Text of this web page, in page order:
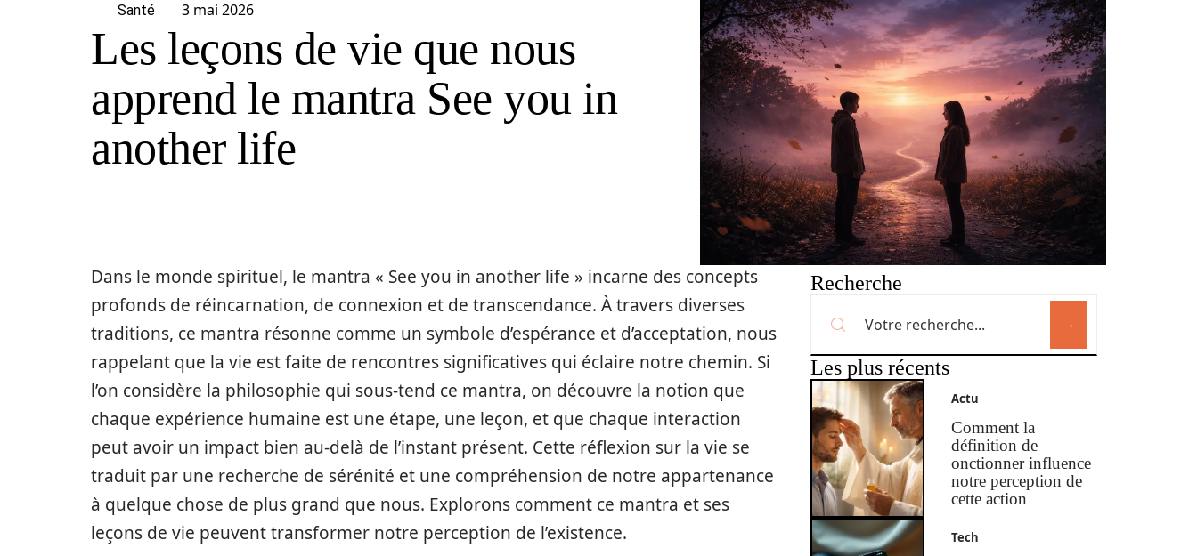
Santé 3 mai 2026
Les leçons de vie que nous
apprend le mantra See you in
another life
Dans le monde spirituel, le mantra « See you in another life » incarne des concepts
profonds de réincarnation, de connexion et de transcendance. À travers diverses
traditions, ce mantra résonne comme un symbole d’espérance et d’acceptation, nous
rappelant que la vie est faite de rencontres significatives qui éclaire notre chemin. Si
l’on considère la philosophie qui sous-tend ce mantra, on découvre la notion que
chaque expérience humaine est une étape, une leçon, et que chaque interaction
peut avoir un impact bien au-delà de l’instant présent. Cette réflexion sur la vie se
traduit par une recherche de sérénité et une compréhension de notre appartenance
à quelque chose de plus grand que nous. Explorons comment ce mantra et ses
leçons de vie peuvent transformer notre perception de l’existence.
Recherche
Les plus récents
Actu
Comment la
définition de
onctionner influence
notre perception de
cette action
Tech